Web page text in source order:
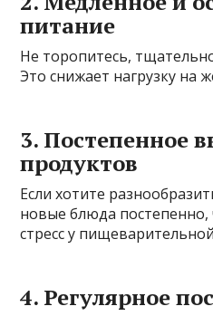
питание
Не торопитесь,
Это снижает нагрузку на
3. Постепенное
продуктов
Если хотите
новые блюда
стресс у
4. Регулярное